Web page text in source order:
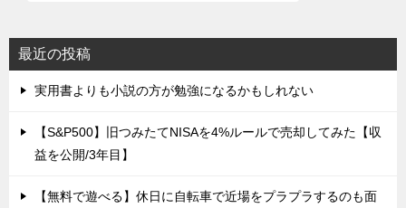
最近の投稿
実用書よりも小説の方が勉強になるかもしれない
【S&P500】旧つみたてNISAを4%ルールで売却してみた【収
益を公開/3年目】
【無料で遊べる】休日に自転車で近場をプラプラするのも面